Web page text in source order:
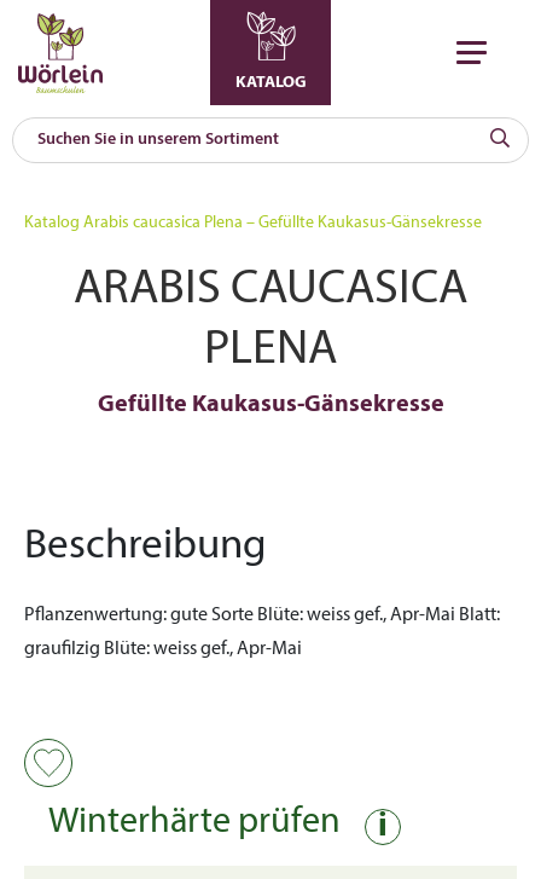
KATALOG
Katalog Arabis caucasica Plena – Gefüllte Kaukasus-Gänsekresse
ARABIS CAUCASICA
PLENA
Gefüllte Kaukasus-Gänsekresse
Beschreibung
Pflanzenwertung:gute Sorte Blüte:weiss gef., Apr-Mai Blatt:
graufilzig Blüte:weiss gef., Apr-Mai
Winterhärte prüfen i